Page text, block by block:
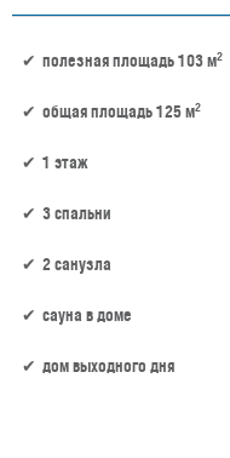
полезная площадь 103 м2
общая площадь 125 м2
1 этаж
3 спальни
2 санузла
сауна в доме
дом выходного дня